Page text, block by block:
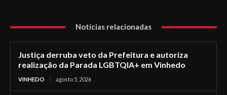
Notícias relacionadas
Justiça derruba veto da Prefeitura e autoriza
realização da Parada LGBTQIA+ em Vinhedo
VINHEDO agosto 5, 2026